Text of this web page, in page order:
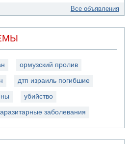
Все объявления
ормузский пролив
дтп израиль погибшие
убийство
заболевания